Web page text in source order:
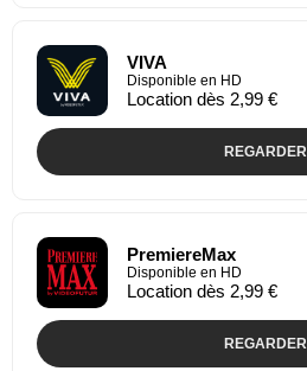
VIVA
Disponible en HD
Location dès 2,99 €
REGARDER
PremiereMax
Disponible en HD
Location dès 2,99 €
REGARDER